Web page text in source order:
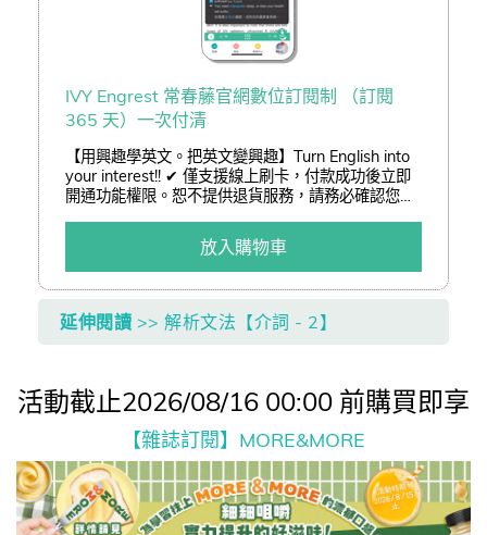
IVY Engrest 常春藤官網數位訂閱制 （訂閱
365 天）一次付清
【用興趣學英文。把英文變興趣】Turn English into
your interest!! ✔ 僅支援線上刷卡，付款成功後立即
開通功能權限。恕不提供退貨服務，請務必確認您已
(查詢)」或「折價券(查詢)」折抵二擇一。 ✔ 以低於
3 折加購嚴選好書。放入購物車
延伸閱讀 >> 解析文法【介詞 - 2】
活動截止2026/08/16 00:00 前購買即享
【雜誌訂閱】MORE&MORE